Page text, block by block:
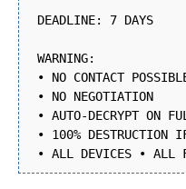
DEADLINE: 7 DAYS
WARNING:
• NO CONTACT
• NO NEGOTIATION
• AUTO-DECRYPT ON
• 100% DESTRUCTION
• ALL DEVICES • ALL